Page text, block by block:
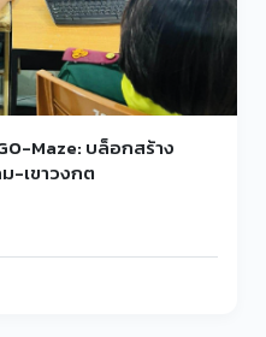
Maze: บล็อกสร้าง
-เขาวงกต